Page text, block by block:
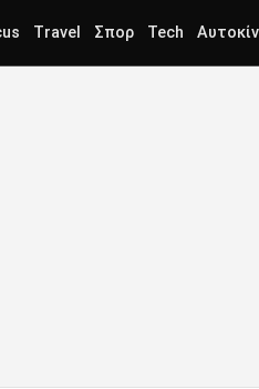
Travel Σπορ Tech